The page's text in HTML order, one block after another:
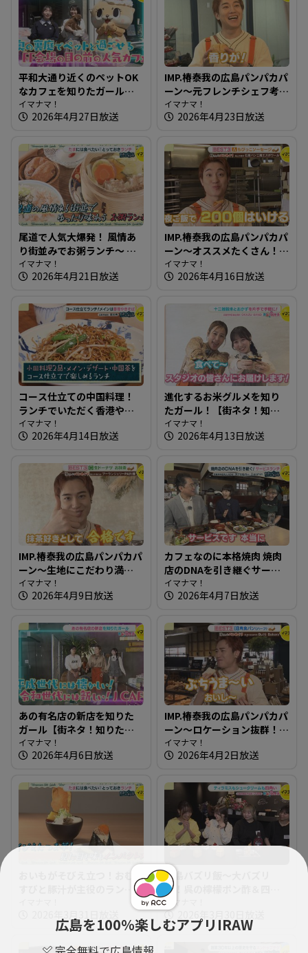
広島を100％楽しむアプリIRAW
平和大通り近くのペットOK
なカフェを知りたガール
【街ネタ！知りたガール】
イマナマ！
2026年4月27日放送
IMP.椿泰我の広島パンパカパ
ーン～元フレンチシェフ考
案！薔薇酵母使用のパン屋
さん
イマナマ！
2026年4月23日放送
尾道で人気大爆発！ 風情あ
り街並みでお粥ランチ～ 小
料理屋 実【たまにはそとラ
ンチ】
イマナマ！
2026年4月21日放送
IMP.椿泰我の広島パンパカパ
ーン～オススメたくさん！
完売必至の映えるパン屋さ
ん
イマナマ！
2026年4月16日放送
コース仕立ての中国料理！
ランチでいただく香港やき
そば～犀の角【たまにはそ
とランチ】
イマナマ！
2026年4月14日放送
進化するお米グルメを知り
たガール！【街ネタ！知り
たガール】
イマナマ！
2026年4月13日放送
IMP.椿泰我の広島パンパカパ
ーン～生地にこだわり満
点！レストランでも使用の
パン
イマナマ！
2026年4月9日放送
カフェなのに本格焼肉 焼肉
店のDNAを引き継ぐサービ
スランチ～カフェ＆バー
Daishin【たまにはそとラン
イマナマ！
2026年4月7日放送
あの有名店の新店を知りた
ガール【街ネタ！知りたガ
ール】
イマナマ！
2026年4月6日放送
IMP.椿泰我の広島パンパカパ
ーン～ロケーション抜群！
観光客も集まる人気スポッ
トのパン屋さん
イマナマ！
2026年4月2日放送
すびと豚汁が主役のランチ
～おむすびと豚汁 nae【た
まにはそとランチ】
広島バズリ飯～大バズリ
中！呉の檸檬ポン酢＆四角
いスイーツ【街ネタ！知り
たガール】
イマナマ！